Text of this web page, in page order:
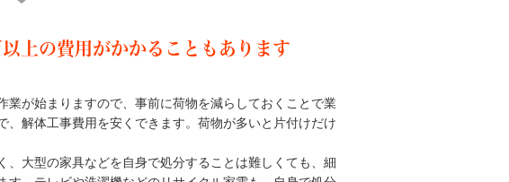
上の費用がかかることもあります
が始まりますので、事前に荷物を減らしておくことで業
解体工事費用を安くできます。荷物が多いと片付けだけ
大型の家具などを自身で処分することは難しくても、細